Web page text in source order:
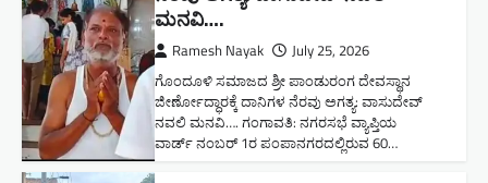
ಮನವಿ​….
Ramesh Nayak July 25, 2026
ಗೊಂದೂಳಿ ಸಮಾಜದ ಶ್ರೀ ಪಾಂಡುರಂಗ ದೇವಸ್ಥಾನ
ಜೀರ್ಣೋದ್ಧಾರಕ್ಕೆ ದಾನಿಗಳ ನೆರವು ಅಗತ್ಯ: ವಾಸುದೇವ್
ನವಲಿ ಮನವಿ​…. ಗಂಗಾವತಿ: ​ನಗರಸಭೆ ವ್ಯಾಪ್ತಿಯ
ವಾರ್ಡ್ ನಂಬರ್ 1ರ ಪಂಪಾನಗರದಲ್ಲಿರುವ 60…